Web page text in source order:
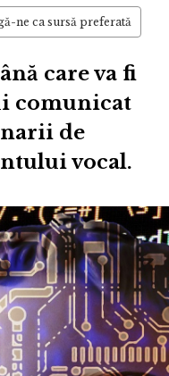
ne ca sursă preferată
care va fi
comunicat
de
vocal.